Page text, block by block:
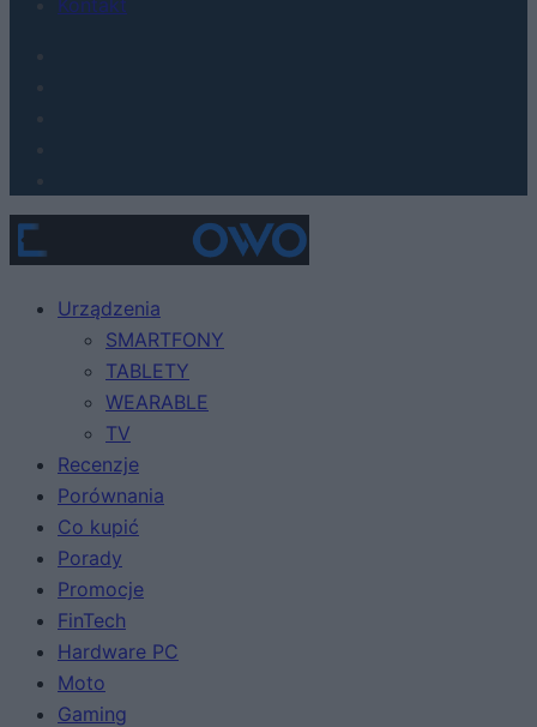
Urządzenia
SMARTFONY
TABLETY
WEARABLE
TV
Recenzje
Porównania
Co kupić
Porady
Promocje
FinTech
Hardware PC
Moto
Gaming